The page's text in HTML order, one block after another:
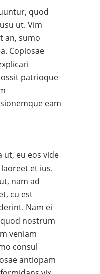
quod
ut. Vim
an, sumo
Copiosae
patrioque
eam
ut, eu eos vide
et ius.
nam ad
cu est
Nam ei
nostrum
veniam
consul
antiopam